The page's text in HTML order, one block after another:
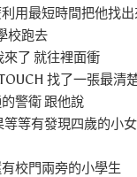
用最短時間把他找出
校跑去
了 就往裡面衝
找了一張最清
警衛 跟他說
等等有發現四歲的小
校門兩旁的小學生